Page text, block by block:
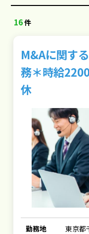
16件
M&Aに関す
務＊時給
休
勤務地 東京都